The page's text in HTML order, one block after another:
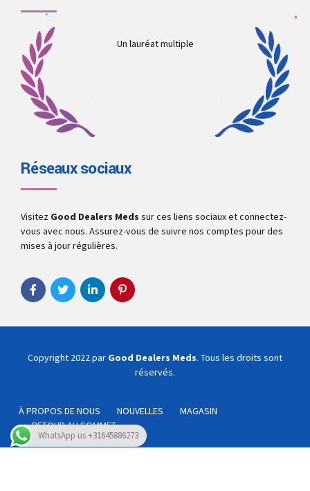
Un lauréat multiple
Réseaux sociaux
Visitez Good Dealers Meds sur ces liens sociaux et connectez-
vous avec nous. Assurez-vous de suivre nos comptes pour des
mises à jour régulières.
Copyright 2022 par Good Dealers Meds. Tous les droits sont
réservés.
À PROPOS DE NOUS NOUVELLES
MAGASIN
RETOUR AU SOMMET
WhatsApp us +31645886273